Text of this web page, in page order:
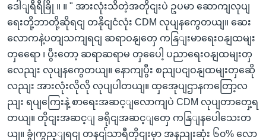
ဒေါျရီရီခြို ။ ။ " အားလုံးသိတဲ့အတိုငျးပဲ ဥပမာ ဆောကျလုပျ
ရေးတို့ဘာတို့ဆိုရငျ တနိုငျငံလုံး CDM လုပျနကွေတယျ။ ဆေး
လောကနဲ့ပတျသကျရငျ ဆရာဝနျတှေ ကနြျးမာရေးဝနျထမျး
တှရေော ၊ ပွီးတော့ ဆရာဆရာမ တှပေေါ့ ပညာရေးဝနျထမျးတှ
လေညျး လုပျနကွေတယျ။ နောကျပွီး စညျပငျဝနျထမျးတှဆေို
လညျး အားလုံးလိုလို လုပျပါတယျ။ ထှအေုပျဌာနကတြော့လ
ညျး ရပျကြေးနဲ့ စာရေးအဆင့ျလောကျပဲ CDM လုပျတာတှေ့ရ
တယျ။ တိုငျးအဆင့ျ ခရိုငျအဆင့ျတှေ ကနြျနပေါသေးတ
ယျ။ ခွုံကွည့ျရငျ တနငျ်သာရီတိုငျးမှာ အနညျးဆုံး ၆၀% လော